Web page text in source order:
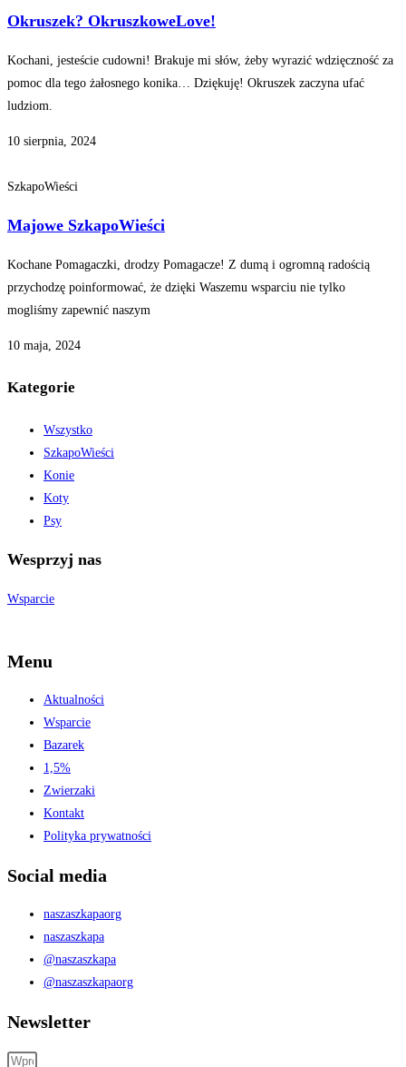
Okruszek? OkruszkoweLove!
Kochani, jesteście cudowni! Brakuje mi słów, żeby wyrazić wdzięczność za
pomoc dla tego żałosnego konika… Dziękuję! Okruszek zaczyna ufać
ludziom.
10 sierpnia, 2024
SzkapoWieści
Majowe SzkapoWieści
Kochane Pomagaczki, drodzy Pomagacze! Z dumą i ogromną radością
przychodzę poinformować, że dzięki Waszemu wsparciu nie tylko
mogliśmy zapewnić naszym
10 maja, 2024
Kategorie
Wszystko
SzkapoWieści
Konie
Koty
Psy
Wesprzyj nas
Wsparcie
Menu
Aktualności
Wsparcie
Bazarek
1,5%
Zwierzaki
Kontakt
Polityka prywatności
Social media
naszaszkapaorg
naszaszkapa
@naszaszkapa
@naszaszkapaorg
Newsletter